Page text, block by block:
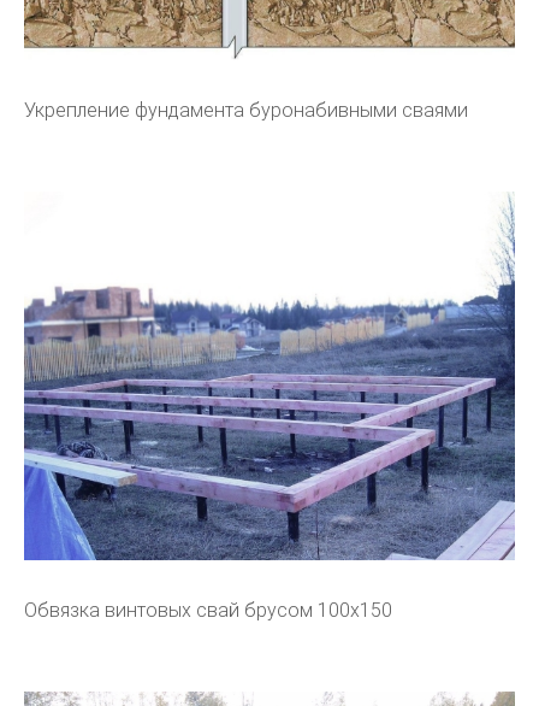
Укрепление фундамента буронабивными сваями
Обвязка винтовых свай брусом 100х150